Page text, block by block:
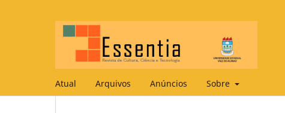
Atual Arquivos Anúncios Sobre